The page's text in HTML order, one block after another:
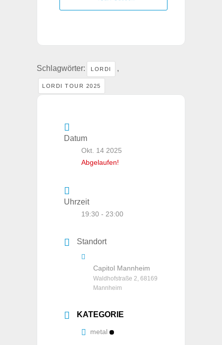
Schlagwörter: LORDI ,
LORDI TOUR 2025
Datum
Okt. 14 2025
Abgelaufen!
Uhrzeit
19:30 - 23:00
Standort
Capitol Mannheim
Waldhofstraße 2, 68169
Mannheim
KATEGORIE
metal